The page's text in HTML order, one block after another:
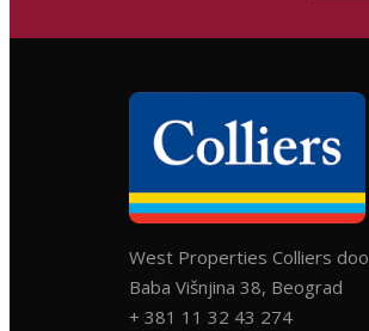
West Properties Colliers doo
Baba Višnjina 38, Beograd
+ 381 11 32 43 274